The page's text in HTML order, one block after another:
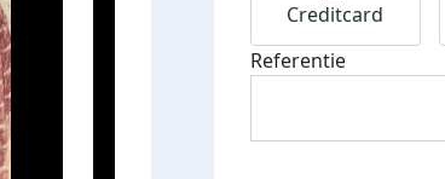
Creditcard
Referentie